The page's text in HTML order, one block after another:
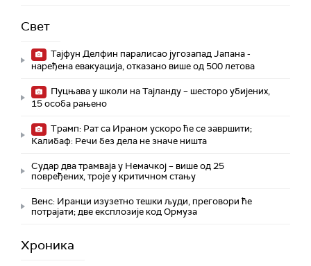
Свет
Тајфун Делфин паралисао југозапад Јапана -
наређена евакуација, отказано више од 500 летова
Пуцњава у школи на Тајланду – шесторо убијених,
15 особа рањено
Трамп: Рат са Ираном ускоро ће се завршити;
Калибаф: Речи без дела не значе ништа
Судар два трамваја у Немачкој – више од 25
повређених, троје у критичном стању
Венс: Иранци изузетно тешки људи, преговори ће
потрајати; две експлозије код Ормуза
Хроника